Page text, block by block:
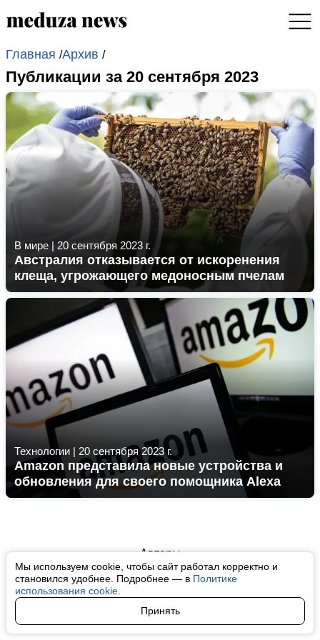
Мы используем cookie, чтобы сайт работал корректно и
становился удобнее. Подробнее — в Политике
использования cookie
Принять
Главная /Архив /
Публикации за 20 сентября 2023
В мире | 20 сентября 2023 г.
Австралия отказывается от искоренения
клеща, угрожающего медоносным пчелам
Технологии | 20 сентября 2023 г.
Amazon представила новые устройства и
обновления для своего помощника Alexa
Авторы
О нас
Архив
Условия использования cookie